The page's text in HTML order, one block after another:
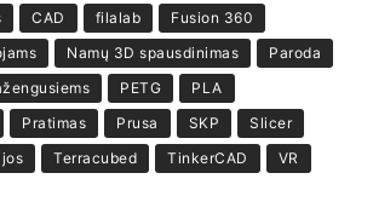
CAD filalab
Fusion 360
Namų 3D spausdinimas
Paroda
PETG
PLA
Pratimas Prusa SKP
Slicer
Terracubed TinkerCAD
VR